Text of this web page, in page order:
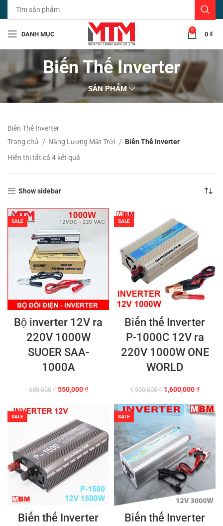
DANH MỤC
0
0 ₫
Biến Thế Inverter
SẢN PHẨM
Biến Thế Inverter
Trang chủ
Năng Lượng Mặt Trời
Biến Thế Inverter
Hiển thị tất cả 4 kết quả
nhất
Show sidebar
SALE
Bộ inverter 12V ra
220V 1000W
SUOER SAA-
1000A
680,000₫ Giá
là:
680,000 ₫.
550,000₫Giá
550,000 ₫.
SALE
Biến thế Inverter
P-1000C 12V ra
220V 1000W ONE
WORLD
1,900,000₫ Giá
là:
1,900,000 ₫.
1,600,000₫Giá
tại
là:
SALE
Biến thế Inverter
SALE
Biến thế Inverter